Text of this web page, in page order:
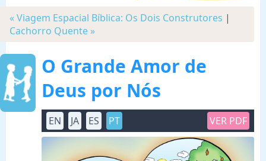
« Viagem Espacial Bíblica: Os Dois Construtores |
Cachorro Quente »
O Grande Amor de
Deus por Nós
EN JA ES PT VER PDF